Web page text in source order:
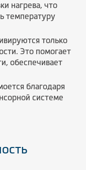
нагрева, что
температуру
только
Это помогает
обеспечивает
благодаря
системе